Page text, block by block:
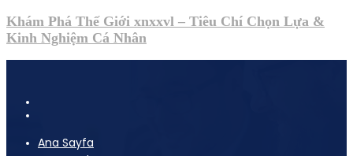
Khám Phá Thế Giới xnxxvl – Tiêu Chí Chọn Lựa &
Kinh Nghiệm Cá Nhân
Ana Sayfa